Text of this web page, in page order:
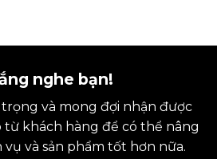
nghe bạn!
và mong đợi nhận được
từ khách hàng để có thể nâng
và sản phẩm tốt hơn nữa.